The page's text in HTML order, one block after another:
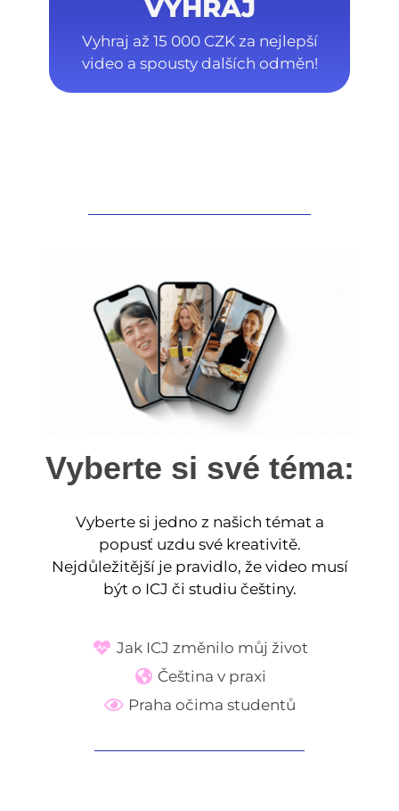
VYHRAJ
Vyhraj až 15 000 CZK za nejlepší
video a spousty dalších odměn!
Vyberte si své téma:
Vyberte si jedno z našich témat a
popusť uzdu své kreativitě.
Nejdůležitější je pravidlo, že video musí
být o ICJ či studiu češtiny.
Jak ICJ změnilo můj život
Čeština v praxi
Praha očima studentů